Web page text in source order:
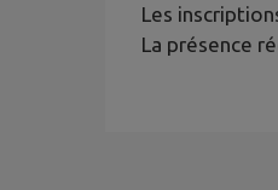
Les
La présence